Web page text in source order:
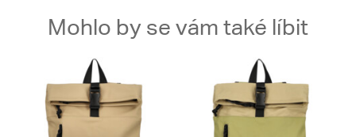
Mohlo by se vám také líbit